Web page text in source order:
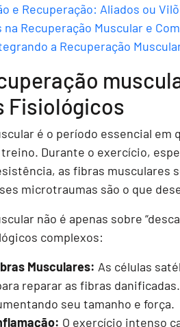
e Recuperação: Aliados ou
na Recuperação Muscular e
a Recuperação
Fisiológicos
é o período essencial em
Durante o exercício,
as fibras musculares
microtraumas são o que
não é apenas sobre
complexos:
Musculares: As células
reparar as fibras
seu tamanho e força.
O exercício intenso